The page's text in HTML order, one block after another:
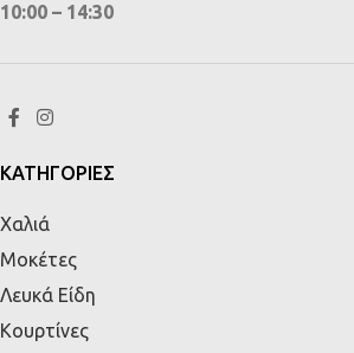
10:00 – 14:30
ΚΑΤΗΓΟΡΙΕΣ
Χαλιά
Μοκέτες
Λευκά Είδη
Κουρτίνες